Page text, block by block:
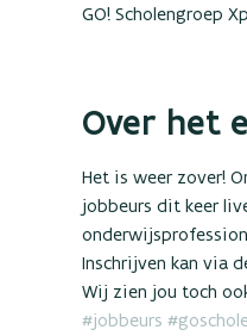
GO! Scholengroep
Over het
Het is weer zover!
jobbeurs dit keer
Inschrijven kan via
Wij zien jou toch
#jobbeurs